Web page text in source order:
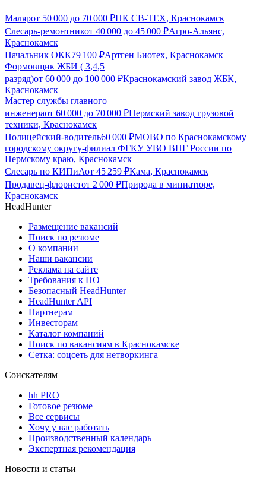
Малярот 50 000 до 70 000 ₽ПК СВ-ТЕХ, Краснокамск
Слесарь-ремонтникот 40 000 до 45 000 ₽Агро-Альянс,
Краснокамск
Начальник ОКК79 100 ₽Артген Биотех, Краснокамск
Формовщик ЖБИ ( 3,4,5
разряд)от 60 000 до 100 000 ₽Краснокамский завод ЖБК,
Краснокамск
Мастер службы главного
инженераот 60 000 до 70 000 ₽Пермский завод грузовой
техники, Краснокамск
Полицейский-водитель60 000 ₽МОВО по Краснокамскому
городскому округу-филиал ФГКУ УВО ВНГ России по
Пермскому краю, Краснокамск
Слесарь по КИПиАот 45 259 ₽Кама, Краснокамск
Продавец-флористот 2 000 ₽Природа в миниатюре,
Краснокамск
HeadHunter
Размещение вакансий
Поиск по резюме
О компании
Наши вакансии
Реклама на сайте
Требования к ПО
Безопасный HeadHunter
HeadHunter API
Партнерам
Инвесторам
Каталог компаний
Поиск по вакансиям в Краснокамске
Сетка: соцсеть для нетворкинга
Соискателям
hh PRO
Готовое резюме
Все сервисы
Хочу у вас работать
Производственный календарь
Экспертная рекомендация
Новости и статьи